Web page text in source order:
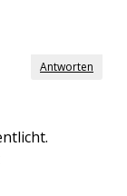
Antworten